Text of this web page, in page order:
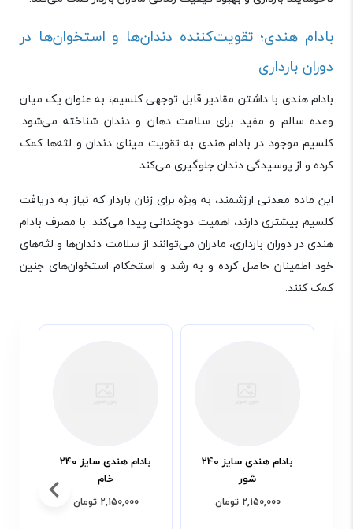
بادام هندی؛ تقویت‌کننده دندان‌ها و استخوان‌ها در
دوران بارداری
بادام هندی با داشتن مقادیر قابل توجهی کلسیم، به عنوان یک میان
‌وعده سالم و مفید برای سلامت دهان و دندان شناخته می‌شود.
کلسیم موجود در بادام هندی به تقویت مینای دندان و لثه‌ها کمک
کرده و از پوسیدگی دندان جلوگیری می‌کند.
این ماده معدنی ارزشمند، به ویژه برای زنان باردار که نیاز به دریافت
کلسیم بیشتری دارند، اهمیت دوچندانی پیدا می‌کند. با مصرف بادام
هندی در دوران بارداری، مادران می‌توانند از سلامت دندان‌ها و لثه‌های
خود اطمینان حاصل کرده و به رشد و استحکام استخوان‌های جنین
کمک کنند.
بادام هندی سایز 240
شور
2,150,000 تومان
بادام هندی سایز 240
خام
2,150,000 تومان